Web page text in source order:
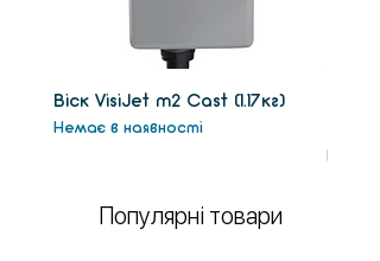
Віск VisiJet m2 Сast (1.17кг)
Немає в наявності
Немає
Популярні товари